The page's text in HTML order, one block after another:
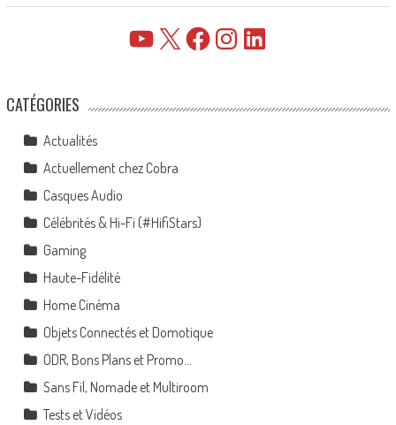
YouTube FacebookInstagramLinkedIn
CATÉGORIES
Actualités
Actuellement chez Cobra
Casques Audio
Célébrités & Hi-Fi (#HifiStars)
Gaming
Haute-Fidélité
Home Cinéma
Objets Connectés et Domotique
ODR, Bons Plans et Promo…
Sans Fil, Nomade et Multiroom
Tests et Vidéos